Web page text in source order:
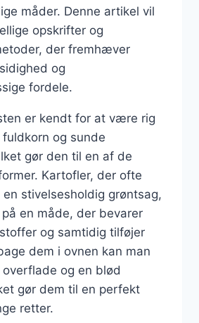
måder. Denne artikel vil
opskrifter og
der fremhæver
og
fordele.
er kendt for at være rig
og sunde
gør den til en af de
Kartofler, der ofte
stivelsesholdig grøntsag,
en måde, der bevarer
og samtidig tilføjer
dem i ovnen kan man
og en blød
gør dem til en perfekt
retter.